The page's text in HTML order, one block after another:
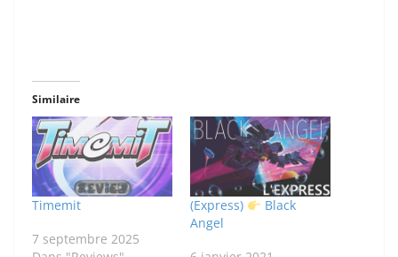
Similaire
Timemit
7 septembre 2025
(Express)
Black
Angel